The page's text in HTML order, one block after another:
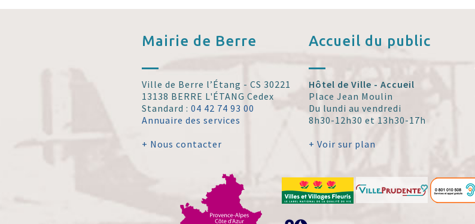
Mairie de Berre
Ville de Berre l’Étang - CS 30221
13138 BERRE L'ÉTANG Cedex
Standard :04 42 74 93 00
Annuaire des services
+ Nous contacter
Accueil du public
Hôtel de Ville - Accueil
Place Jean Moulin
Du lundi au vendredi
8h30-12h30 et 13h30-17h
+ Voir sur plan